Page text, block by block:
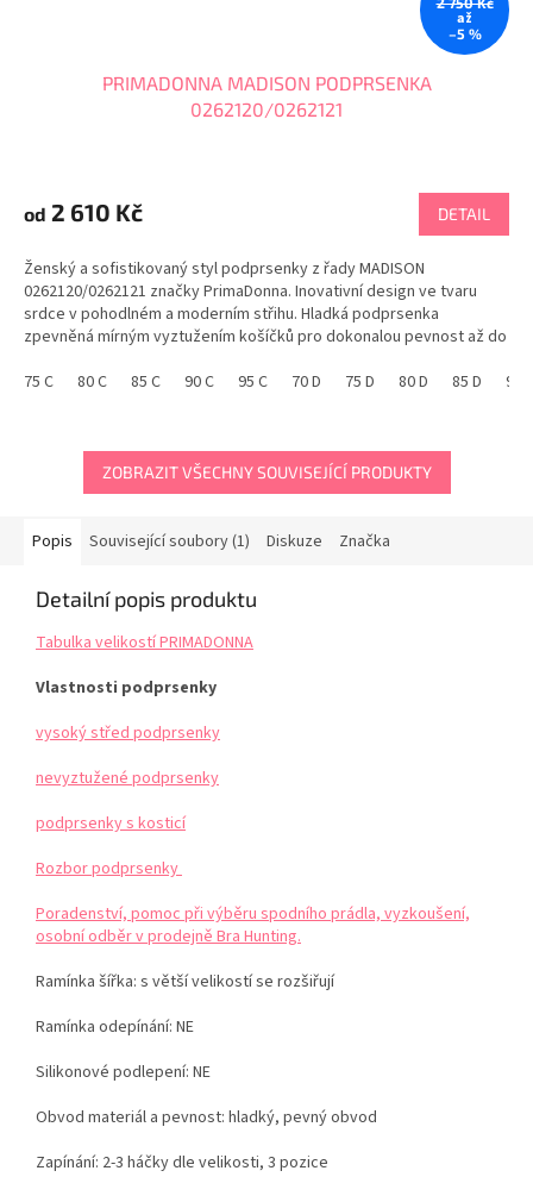
až
–5 %
PRIMADONNA MADISON PODPRSENKA
0262120/0262121
od 2 610 Kč DETAIL
Ženský a sofistikovaný styl podprsenky z řady MADISON
0262120/0262121 značky PrimaDonna. Inovativní design ve tvaru
srdce v pohodlném a moderním střihu. Hladká podprsenka
zpevněná mírným vyztužením košíčků pro dokonalou pevnost až do
75 C
80 C 85 C 90 C 95 C 70 D 75 D 80 D 85 D 90
ZOBRAZIT VŠECHNY SOUVISEJÍCÍ PRODUKTY
Popis Související soubory (1) Diskuze Značka
Detailní popis produktu
Tabulka velikostí PRIMADONNA
Vlastnosti podprsenky
vysoký střed podprsenky
nevyztužené podprsenky
podprsenky s kosticí
Rozbor podprsenky
Poradenství, pomoc při výběru spodního prádla, vyzkoušení,
osobní odběr v prodejně Bra Hunting.
Ramínka šířka: s větší velikostí se rozšiřují
Ramínka odepínání: NE
Silikonové podlepení: NE
Obvod materiál a pevnost: hladký, pevný obvod
Zapínání: 2-3 háčky dle velikosti, 3 pozice